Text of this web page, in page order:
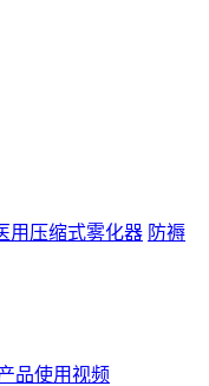
用压缩式雾化器 防褥
品使用视频